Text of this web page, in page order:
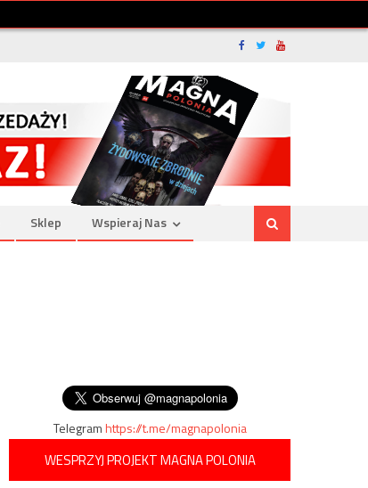
Sklep Wspieraj Nas
Telegramhttps://t.me/magnapolonia
WESPRZYJ PROJEKT MAGNA POLONIA